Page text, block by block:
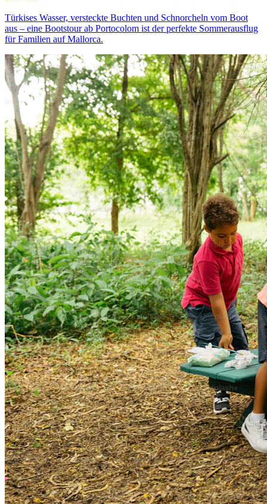
Türkises Wasser, versteckte Buchten und Schnorcheln vom Boot
aus – eine Bootstour ab Portocolom ist der perfekte Sommerausflug
für Familien auf Mallorca.